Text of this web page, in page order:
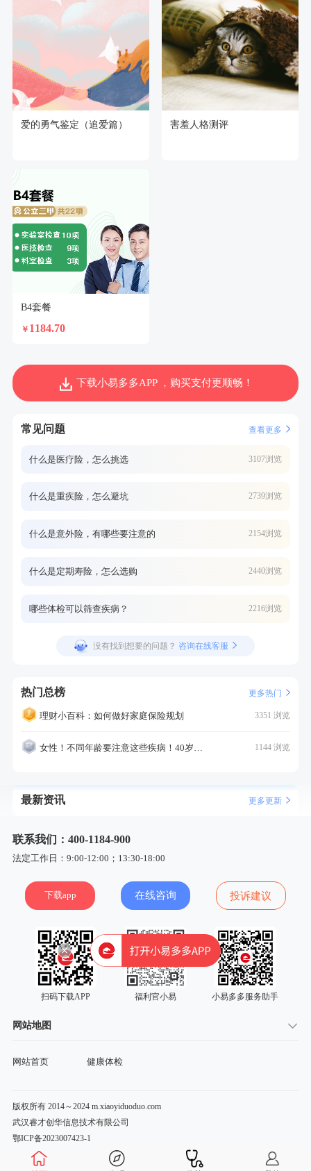
爱的勇气鉴定（追爱篇） 害羞人格测评
B4套餐
￥ 1184.70
下载小易多多APP ，购买支付更顺畅！
常见问题 查看更多
什么是医疗险，怎么挑选 3107浏览
什么是重疾险，怎么避坑 2739浏览
什么是意外险，有哪些要注意的 2154浏览
什么是定期寿险，怎么选购 2440浏览
哪些体检可以筛查疾病？ 2216浏览
没有找到想要的问题？ 咨询在线客服
热门总榜 更多热门
理财小百科：如何做好家庭保险规划 3351 浏览
女性！不同年龄要注意这些疾病！40岁的这个疾病最需要注意！ 1144 浏览
最新资讯 更多更新
联系我们：400-1184-900
法定工作日：9:00-12:00；13:30-18:00
下载app 在线咨询 投诉建议
扫码下载APP 福利官小易 小易多多服务助手
网站地图
网站首页 健康体检
版权所有 2014～2024 m.xiaoyiduoduo.com
武汉睿才创华信息技术有限公司
鄂ICP备2023007423-1